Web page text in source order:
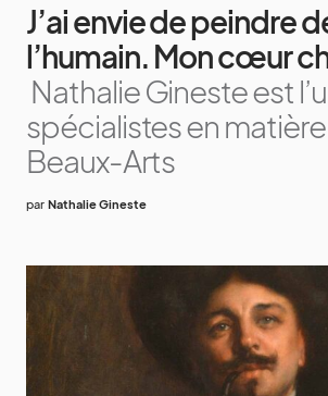
J’ai envie de peindre
l’humain. Mon cœur
Nathalie Gineste est
spécialistes en
Beaux-Arts
par Nathalie Gineste